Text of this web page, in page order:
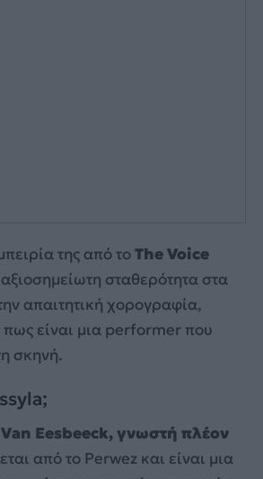
της από τοThe Voice
αξιοσημείωτη σταθερότητα στα
απαιτητική χορογραφία,
πως είναι μια performer που
σκηνή.
Eesbeeck, γνωστή πλέον
από το Perwez και είναι μια